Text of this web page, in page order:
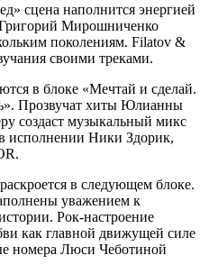
сцена наполнится энергией
Мирошниченко
поколениям. Filatov &
своими треками.
в блоке «Мечтай и сделай.
Прозвучат хиты Юлианны
создаст музыкальный микс
исполнении Ники Здорик,
в следующем блоке.
уважением к
Рок-настроение
как главной движущей силе
номера Люси Чеботиной